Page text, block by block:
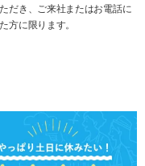
だき、ご来社またはお電話に
方に限ります。